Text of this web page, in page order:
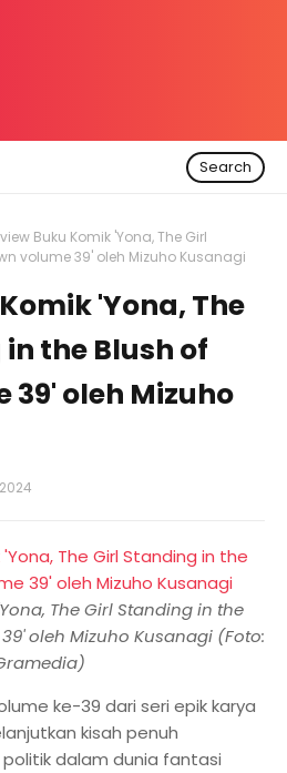
Search
Buku Komik 'Yona, The Girl
volume 39' oleh Mizuho Kusanagi
'Yona, The
the Blush of
39' oleh Mizuho
The Girl Standing in the
oleh Mizuho Kusanagi (Foto:
ke-39 dari seri epik karya
kisah penuh
dalam dunia fantasi